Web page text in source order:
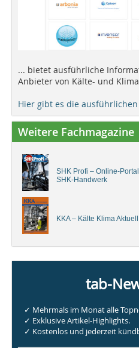
... bietet ausführliche
Anbieter von Kälte- und
Hier gibt es die
Weitere Fachmagazine
SHK Profi – Online-
SHK-Handwerk
KKA – Kälte Klima Aktuell
tab-
✓ Mehrmals im Monat alle
✓ Exklusive Artikel-Highlights.
✓ Kostenlos und jederzeit